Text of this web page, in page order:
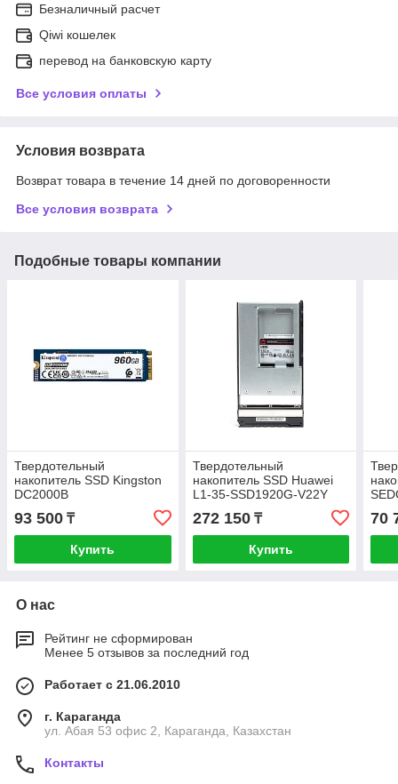
Безналичный расчет
Qiwi кошелек
перевод на банковскую карту
Все условия оплаты
Условия возврата
Возврат товара в течение 14 дней по договоренности
Все условия возврата
Подобные товары компании
Твердотельный
накопитель SSD Kingston
DC2000B
SEDC2000BM8/960G M.2
NVMe PCIe 4.0x4
93 500 ₸
Купить
Твердотельный
накопитель SSD Huawei
L1-35-SSD1920G-V22Y
1,92TB SAS 3.5"
272 150₸
Купить
70
О нас
Рейтинг не сформирован
Менее 5 отзывов за последний год
Работает с 21.06.2010
г. Караганда
ул. Абая 53 офис 2, Караганда, Казахстан
Контакты